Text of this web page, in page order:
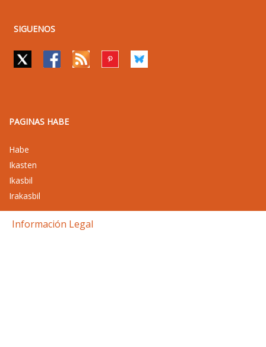
SIGUENOS
PAGINAS HABE
Habe
Ikasten
Ikasbil
Irakasbil
Información Legal